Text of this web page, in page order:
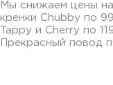
Мы снижаем цены
кренки Chubby по
Tappy и Cherry по
Прекрасный повод